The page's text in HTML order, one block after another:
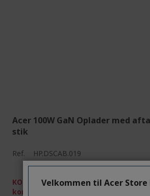
Acer 100W GaN Oplader med
stik
Ref. HP.DSCAB.019
KOMPATIBILITETSADVARSEL:
kompatibilitet ved hjælp af vores
Velkommen til Acer Store